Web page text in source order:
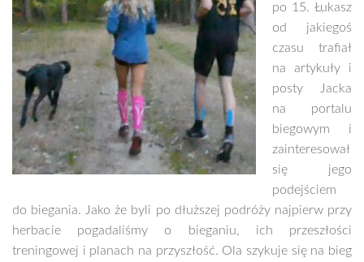
po 15. Łukasz
od jakiegoś
czasu trafiał
na artykuły i
posty Jacka
na portalu
biegowym i
zainteresował
się jego
podejściem
do biegania. Jako że byli po dłuższej podróży najpierw przy
herbacie pogadaliśmy o bieganiu, ich przeszłości
treningowej i planach na przyszłość. Ola szykuje się na bieg